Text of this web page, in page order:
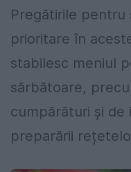
Pregătirile pentru
prioritare în
stabilesc meniul
sărbătoare,
cumpărături și de
preparării